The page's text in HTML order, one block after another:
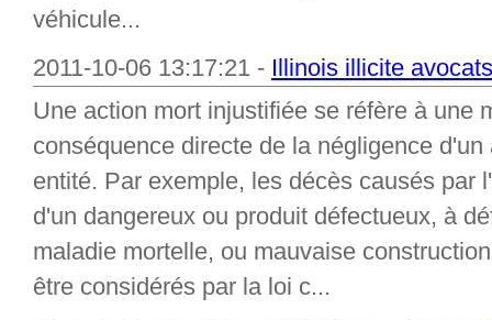
véhicule...
2011-10-06 13:17:21 - Illinois illicite
Une action mort injustifiée se réfère à une
conséquence directe de la négligence
entité. Par exemple, les décès causés par
d'un dangereux ou produit défectueux, à
maladie mortelle, ou mauvaise
être considérés par la loi c...